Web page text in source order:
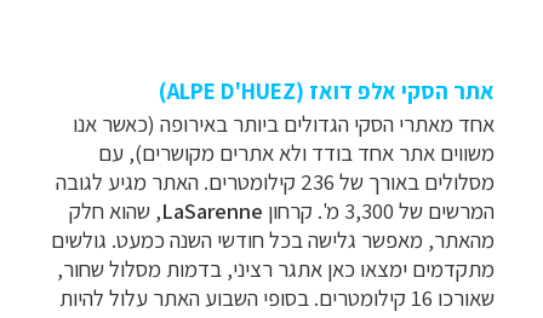
אתר הסקי אלפ דואז (ALPE D'HUEZ)
אחד מאתרי הסקי הגדולים ביותר באירופה (כאשר אנו
משווים אתר אחד בודד ולא אתרים מקושרים), עם
מסלולים באורך של 236 קילומטרים. האתר מגיע לגובה
המרשים של 3,300 מ'
. קרחון LaSarenne, שהוא חלק
מהאתר, מאפשר גלישה בכל חודשי השנה כמעט. גולשים
מתקדמים ימצאו כאן אתגר רציני, בדמות מסלול שחור,
שאורכו 16 קילומטרים. בסופי השבוע האתר עלול להיות